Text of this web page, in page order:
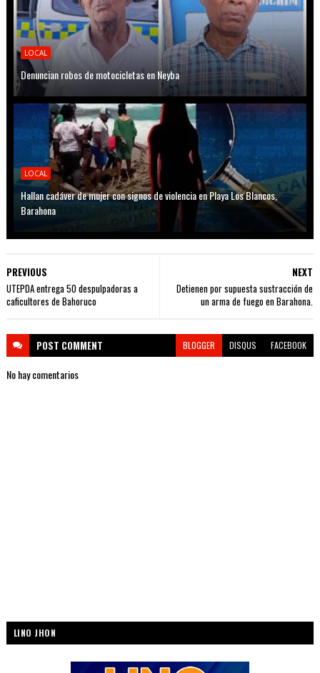
LOCAL
Denuncian robos de motocicletas en Neyba
LOCAL
Hallan cadáver de mujer con signos de violencia en Playa Los Blancos,
Barahona
NEXT
Detienen por supuesta sustracción de
un arma de fuego en Barahona.
PREVIOUS
UTEPDA entrega 50 despulpadoras a
caficultores de Bahoruco
POST COMMENT BLOGGER DISQUS FACEBOOK
No hay comentarios
LINO JHON